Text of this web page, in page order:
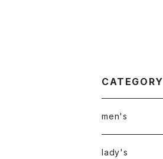
CATEGORY
men's
アウター
lady's